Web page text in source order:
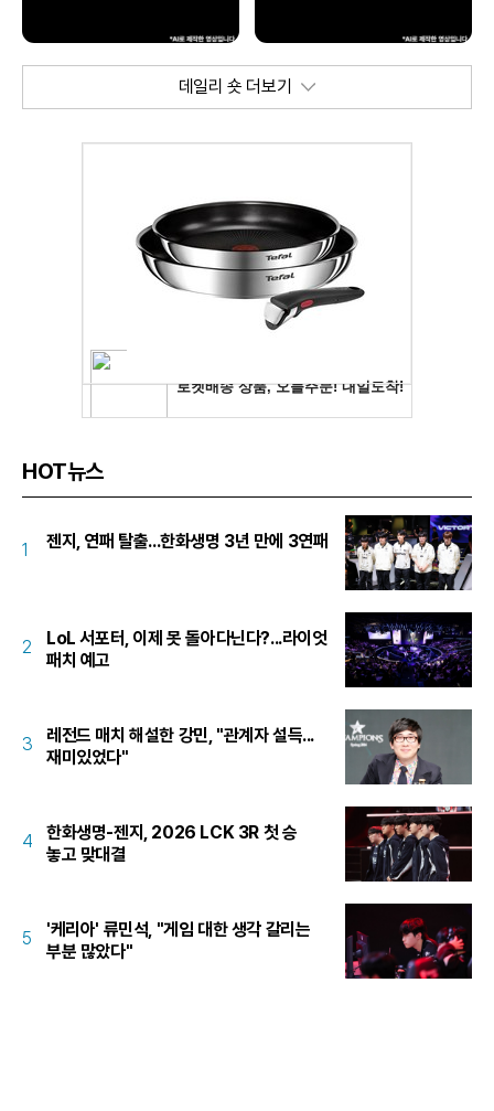
데일리 숏 더보기
HOT뉴스
1 젠지, 연패 탈출...한화생명 3년 만에 3연패
2
LoL 서포터, 이제 못 돌아다닌다?...라이엇
패치 예고
3
레전드 매치 해설한 강민, "관계자 설득...
재미있었다"
4
한화생명-젠지, 2026 LCK 3R 첫 승
놓고 맞대결
5
'케리아' 류민석, "게임 대한 생각 갈리는
부분 많았다"